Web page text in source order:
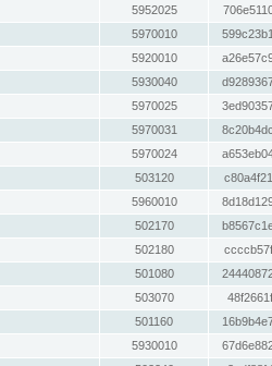
5952025
5970010
5920010
5930040
5970025
5970031
5970024
503120
5960010
502170
502180
501080
503070
501160
5930010